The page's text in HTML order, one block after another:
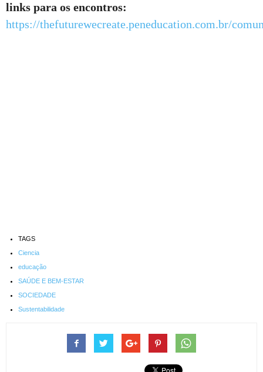
links para os encontros:
https://thefuturewecreate.peneducation.com.br/
TAGS
Ciencia
educação
SAÚDE E BEM-ESTAR
SOCIEDADE
Sustentabilidade